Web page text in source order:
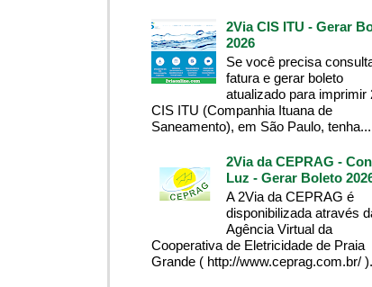
2Via CIS ITU - Gerar
2026
Se você precisa
fatura e gerar boleto
atualizado para imprimir
CIS ITU (Companhia Ituana de
Saneamento), em São Paulo, tenha...
2Via da CEPRAG -
Luz - Gerar Boleto
A 2Via da CEPRAG é
disponibilizada através
Agência Virtual da
Cooperativa de Eletricidade de Praia
Grande ( http://www.ceprag.com.br/